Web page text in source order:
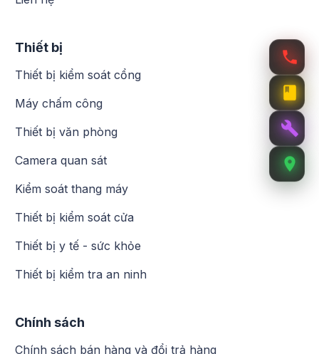
Thiết bị
Thiết bị kiểm soát cổng
Máy chấm công
Thiết bị văn phòng
Camera quan sát
Kiểm soát thang máy
Thiết bị kiểm soát cửa
Thiết bị y tế - sức khỏe
Thiết bị kiểm tra an ninh
Chính sách
Chính sách bán hàng và đổi trả hàng